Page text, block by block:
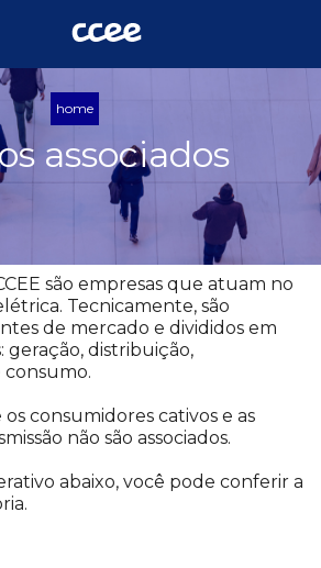
home
associados
são empresas que atuam no
Tecnicamente, são
de mercado e divididos em
geração, distribuição,
consumo.
consumidores cativos e as
não são associados.
abaixo, você pode conferir a